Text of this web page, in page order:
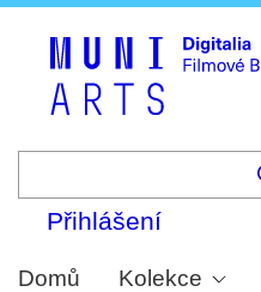
Přihlášení
Domů Kolekce